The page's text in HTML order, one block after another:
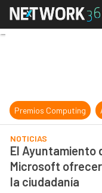
Premios Computing
NOTICIAS
El Ayuntamiento
Microsoft
la ciudadanía